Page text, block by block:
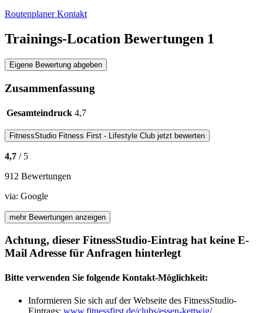
RoutenplanerKontakt
Trainings-Location Bewertungen 1
Eigene Bewertung abgeben
Zusammenfassung
Gesamteindruck 4,7
FitnessStudio Fitness First - Lifestyle Club jetzt bewerten
4,7 / 5
912 Bewertungen
via: Google
mehr Bewertungen anzeigen
Achtung, dieser FitnessStudio-Eintrag hat keine E-
Mail Adresse für Anfragen hinterlegt
Bitte verwenden Sie folgende Kontakt-Möglichkeit:
Informieren Sie sich auf der Webseite des FitnessStudio-
Eintrags: www.fitnessfirst.de/clubs/essen-kettwig/